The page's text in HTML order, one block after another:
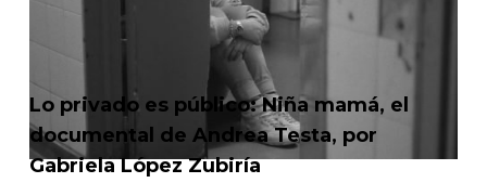
Lo privado es público: Niña mamá, el
documental de Andrea Testa, por
Gabriela López Zubiría